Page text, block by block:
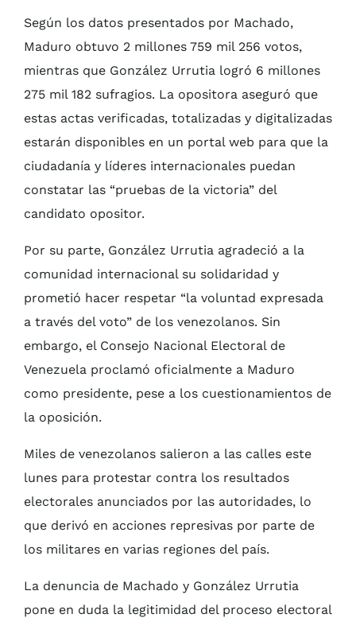
Según los datos presentados por Machado,
Maduro obtuvo 2 millones 759 mil 256 votos,
mientras que González Urrutia logró 6 millones
275 mil 182 sufragios. La opositora aseguró que
estas actas verificadas, totalizadas y digitalizadas
estarán disponibles en un portal web para que la
ciudadanía y líderes internacionales puedan
constatar las “pruebas de la victoria” del
candidato opositor.
Por su parte, González Urrutia agradeció a la
comunidad internacional su solidaridad y
prometió hacer respetar “la voluntad expresada
a través del voto” de los venezolanos. Sin
embargo, el Consejo Nacional Electoral de
Venezuela proclamó oficialmente a Maduro
como presidente, pese a los cuestionamientos de
la oposición.
Miles de venezolanos salieron a las calles este
lunes para protestar contra los resultados
electorales anunciados por las autoridades, lo
que derivó en acciones represivas por parte de
los militares en varias regiones del país.
La denuncia de Machado y González Urrutia
pone en duda la legitimidad del proceso electoral